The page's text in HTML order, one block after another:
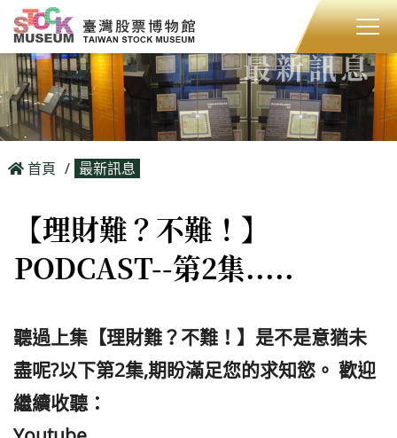
最新訊息
首頁 最新訊息
【理財難？不難！】
PODCAST--第2集.....
聽過上集【理財難？不難！】是不是意猶未
盡呢?以下第2集,期盼滿足您的求知慾。 歡迎
繼續收聽：